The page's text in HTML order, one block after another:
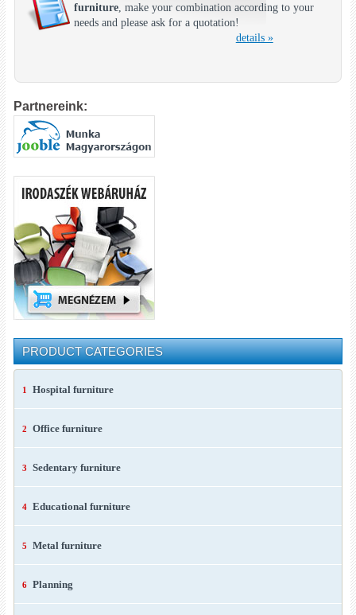
furniture, make your combination according to your
needs and please ask for a quotation!
details »
Partnereink:
PRODUCT CATEGORIES
1 Hospital furniture
2 Office furniture
3 Sedentary furniture
4 Educational furniture
5 Metal furniture
6 Planning